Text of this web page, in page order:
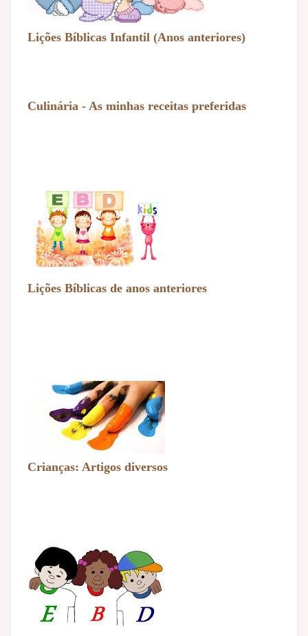
Lições Bíblicas Infantil (Anos anteriores)
Culinária - As minhas receitas preferidas
Lições Bíblicas de anos anteriores
Crianças: Artigos diversos